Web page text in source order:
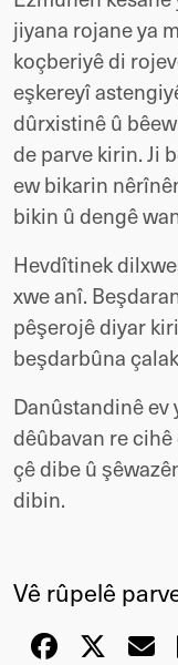
jiyana rojane ya
koçberiyê di
eşkereyî
dûrxistinê û
de parve kirin. Ji
ew bikarin
bikin û dengê
Hevdîtinek
xwe anî.
pêşerojê diyar
beşdarbûna
Danûstandinê ev
dêûbavan re
çê dibe û
dibin.
Vê rûpelê